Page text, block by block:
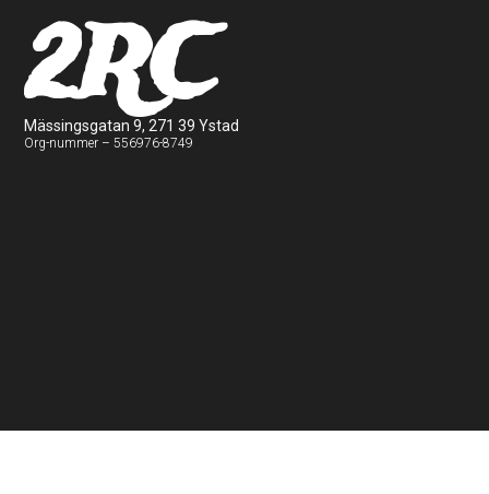
2RC
Mässingsgatan 9, 271 39 Ystad
Org-nummer – 556976-8749